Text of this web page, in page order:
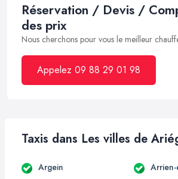
Réservation / Devis /
des prix
Nous cherchons pour vous le meilleur
Appelez 09 88 29 01 98
Taxis dans Les villes de
Argein